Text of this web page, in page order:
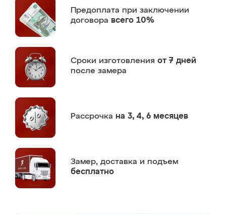
Предоплата при заключении
договора всего 10%
Сроки изготовления от 7 дней
после замера
Рассрочка на 3, 4, 6 месяцев
Замер, доставка и подъем
бесплатно